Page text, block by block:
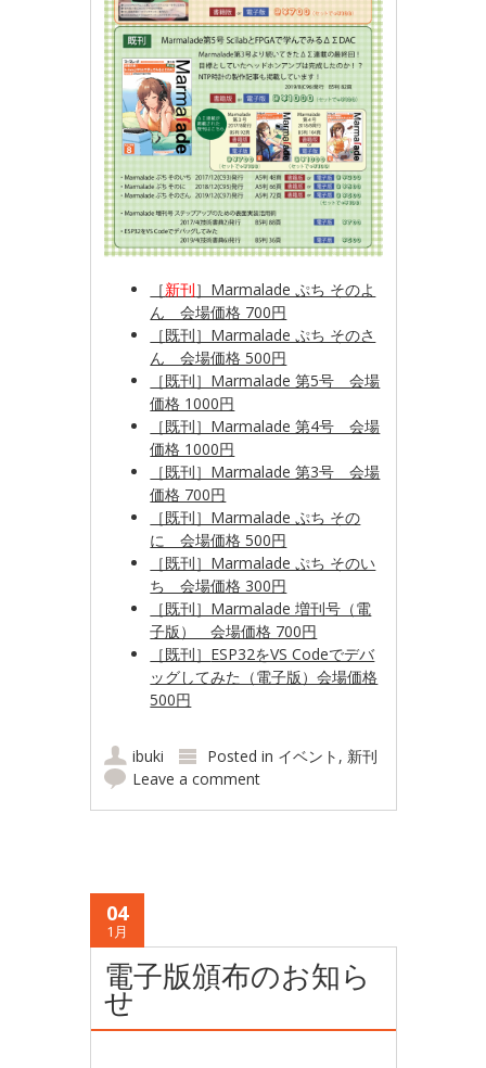
［新刊］Marmalade ぷち そのよ
ん 会場価格 700円
［既刊］Marmalade ぷち そのさ
ん 会場価格 500円
［既刊］Marmalade 第5号 会場
価格 1000円
［既刊］Marmalade 第4号 会場
価格 1000円
［既刊］Marmalade 第3号 会場
価格 700円
［既刊］Marmalade ぷち その
に 会場価格 500円
［既刊］Marmalade ぷち そのい
ち 会場価格 300円
［既刊］Marmalade 増刊号（電
子版） 会場価格 700円
［既刊］ ESP32をVS Codeでデバ
ッグしてみた（電子版）会場価格
500円
ibuki Posted in イベント , 新刊
Leave a comment
04
1月
電子版頒布のお知ら
せ